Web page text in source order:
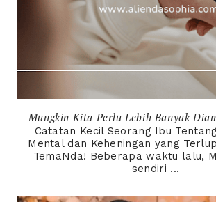
Mungkin Kita Perlu Lebih Banyak
Catatan Kecil Seorang Ibu
Mental dan Keheningan yang
TemaNda! Beberapa waktu lalu,
sendiri ...